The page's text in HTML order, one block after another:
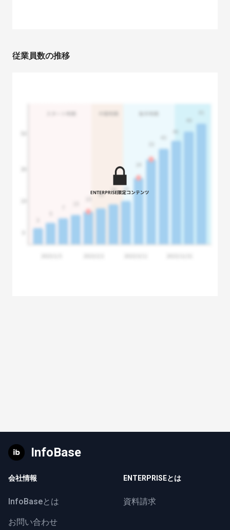
従業員数の推移
InfoBase
会社情報
InfoBaseとは
お問い合わせ
ENTERPRISEとは
資料請求